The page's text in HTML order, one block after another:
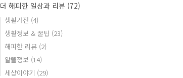
더 해피한 일상과 리뷰 (72)
생활가전 (4)
생활정보 & 꿀팁 (23)
해피한 리뷰 (2)
알뜰정보 (14)
세상이야기 (29)